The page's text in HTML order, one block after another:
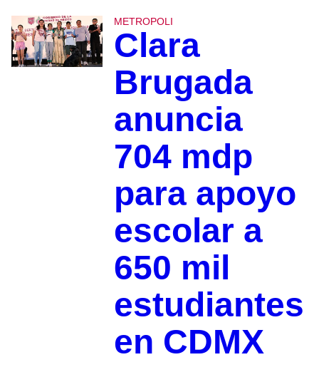
METROPOLI
Clara
Brugada
anuncia
704 mdp
para apoyo
escolar a
650 mil
estudiantes
en CDMX